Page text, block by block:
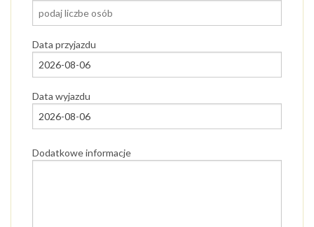
Data przyjazdu
Data wyjazdu
Dodatkowe informacje